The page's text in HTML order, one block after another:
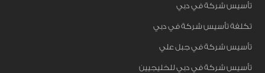
تأسيس شركة في دبي
تكلفة تأسيس شركة في دبي
تأسيس شركة في جبل علي
تأسيس شركة في دبي للخليجيين